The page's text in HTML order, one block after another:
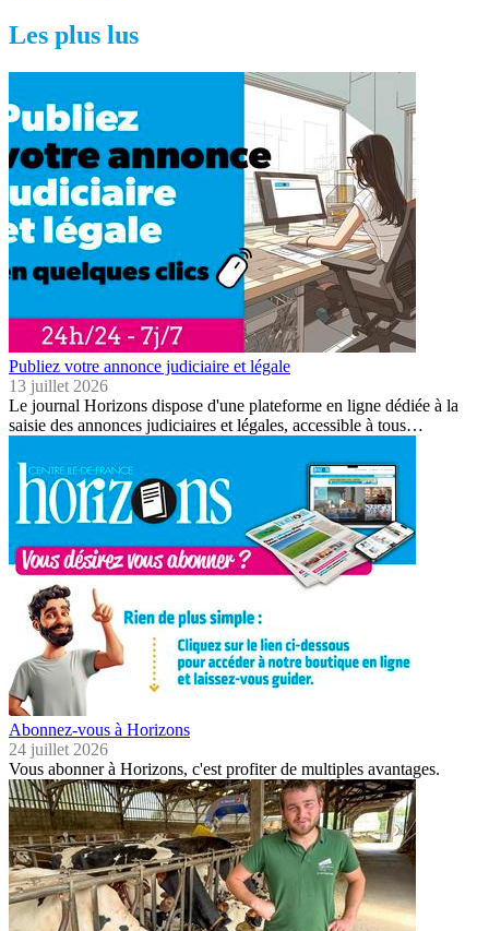
Les plus lus
Publiez votre annonce judiciaire et légale
13 juillet 2026
Le journal Horizons dispose d'une plateforme en ligne dédiée à la
saisie des annonces judiciaires et légales, accessible à tous…
Abonnez-vous à Horizons
24 juillet 2026
Vous abonner à Horizons, c'est profiter de multiples avantages.